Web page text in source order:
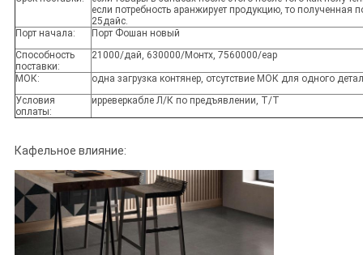
если потребность аранжирует продукцию, то полученная
25дайс.
Порт начала:
Порт Фошан новый
Способность
поставки:
21000/дай, 630000/Монтх, 7560000/еар
МОК:
одна загрузка контянер, отсутствие МОК для одного
Условия
оплаты:
ирреверкабле Л/К по предъявлении, Т/Т
Кафельное влияние: